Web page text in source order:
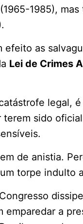
1985),
efeito as
Lei de Crimes
legal,
terem sido
de anistia.
torpe indulto
a